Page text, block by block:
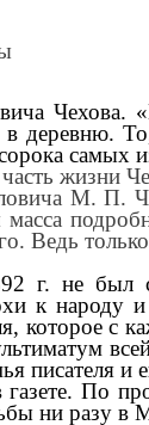
деревню.
самых
жизни
М. П.
Ведь
не был
к народу и
которое
писателя
По
ни разу в